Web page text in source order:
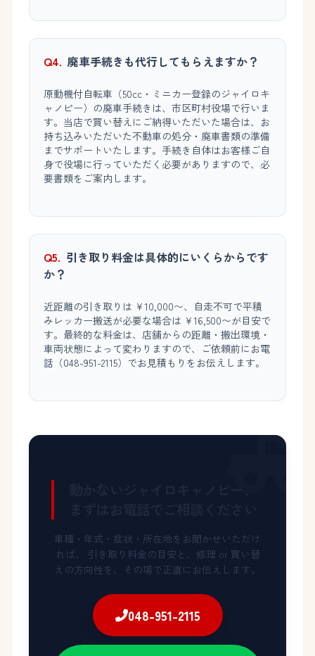
Q4. 廃車手続きも代行してもらえますか？
原動機付自転車（50cc・ミニカー登録のジャイロキ
ャノピー）の廃車手続きは、市区町村役場で行いま
す。当店で買い替えにご納得いただいた場合は、お
持ち込みいただいた不動車の処分・廃車書類の準備
までサポートいたします。手続き自体はお客様ご自
身で役場に行っていただく必要がありますので、必
要書類をご案内します。
Q5. 引き取り料金は具体的にいくらからです
か？
近距離の引き取りは ¥10,000〜、自走不可で平積
みレッカー搬送が必要な場合は ¥16,500〜が目安で
す。最終的な料金は、店舗からの距離・搬出環境・
車両状態によって変わりますので、ご依頼前にお電
話（048-951-2115）でお見積もりをお伝えします。
車種・年式・症状・所在地をお聞かせいただけ
れば、
引き取り料金の目安と、修理 or 買い替
えの方向性を、その場で正直にお伝えします。
048-951-2115